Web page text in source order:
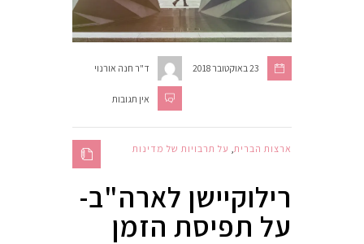
ד"ר חנה אורנוי 23 באוקטובר 2018
אין תגובות
ארצות הברית על תרבויות של מדינות
רילוקיישן לארה"ב-
על תפיסת הזמן